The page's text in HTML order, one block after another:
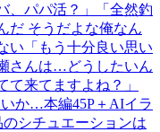
、パパ活？」「全然釣
だ そうだよな俺なん
い「もう十分良い思い
さんは…どうしたいん
来てますよね？」
か…本編45P＋AIイラ
シチュエーションは